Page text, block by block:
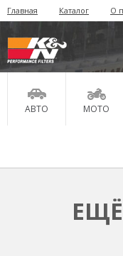
Главная Каталог О
АВТО МОТО